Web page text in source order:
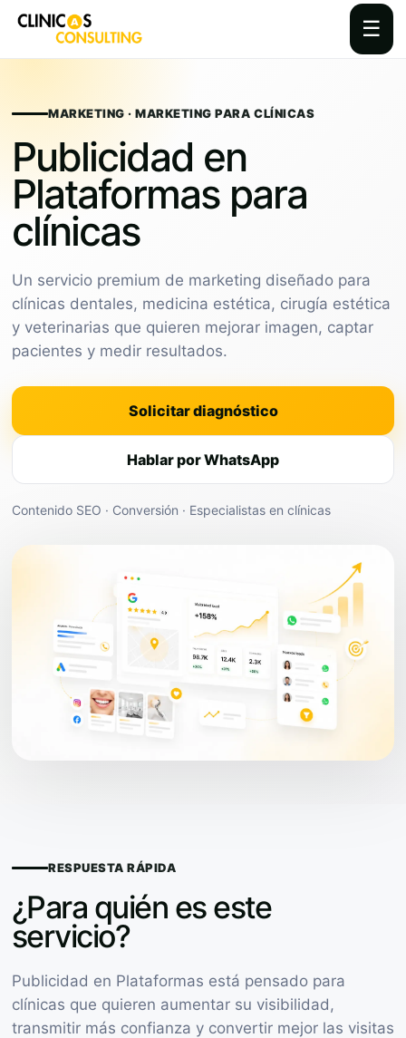
☰
contentMARKETING · MARKETING PARA CLÍNICAS
Publicidad en
Plataformas para
clínicas
Un servicio premium de marketing diseñado para
clínicas dentales, medicina estética, cirugía estética
y veterinarias que quieren mejorar imagen, captar
pacientes y medir resultados.
Solicitar diagnóstico
Hablar por WhatsApp
Contenido SEO · Conversión · Especialistas en clínicas
RESPUESTA RÁPIDA
¿Para quién es este
servicio?
Publicidad en Plataformas está pensado para
clínicas que quieren aumentar su visibilidad,
transmitir más confianza y convertir mejor las visitas